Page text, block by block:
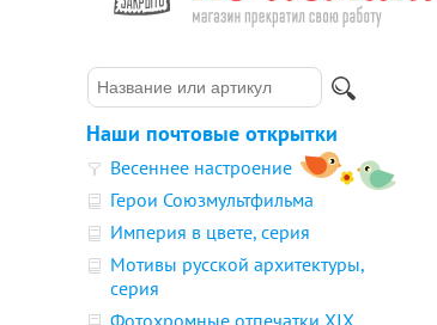
Наши почтовые открытки
Весеннее настроение
Герои Союзмультфильма
Империя в цвете, серия
Мотивы русской архитектуры,
серия
Фотохромные отпечатки XIX